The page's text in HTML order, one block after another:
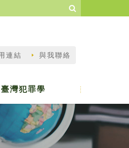
連結 與我聯絡
臺灣犯罪學